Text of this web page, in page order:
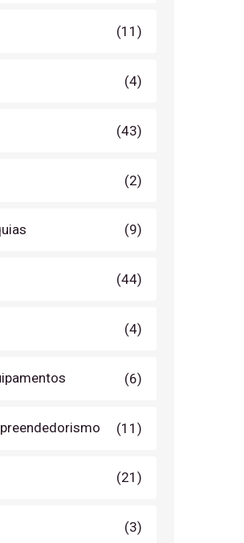
(11)
(4)
(43)
(2)
(9)
(44)
(4)
(6)
(11)
(21)
(3)